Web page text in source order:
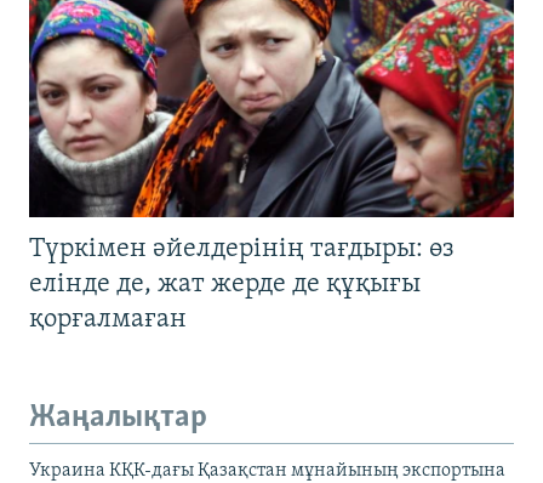
Түркімен әйелдерінің тағдыры: өз
елінде де, жат жерде де құқығы
қорғалмаған
Жаңалықтар
Украина КҚК-дағы Қазақстан мұнайының экспортына